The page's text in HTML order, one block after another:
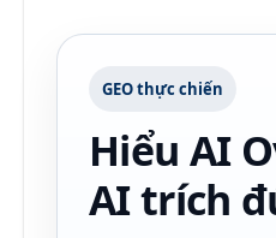
GEO thực chiến
Hiểu AI
AI trích